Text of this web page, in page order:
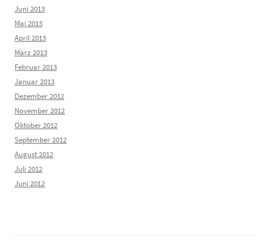
Juni 2013
Mai 2013
April 2013
März 2013
Februar 2013
Januar 2013
Dezember 2012
November 2012
Oktober 2012
September 2012
August 2012
Juli 2012
Juni 2012